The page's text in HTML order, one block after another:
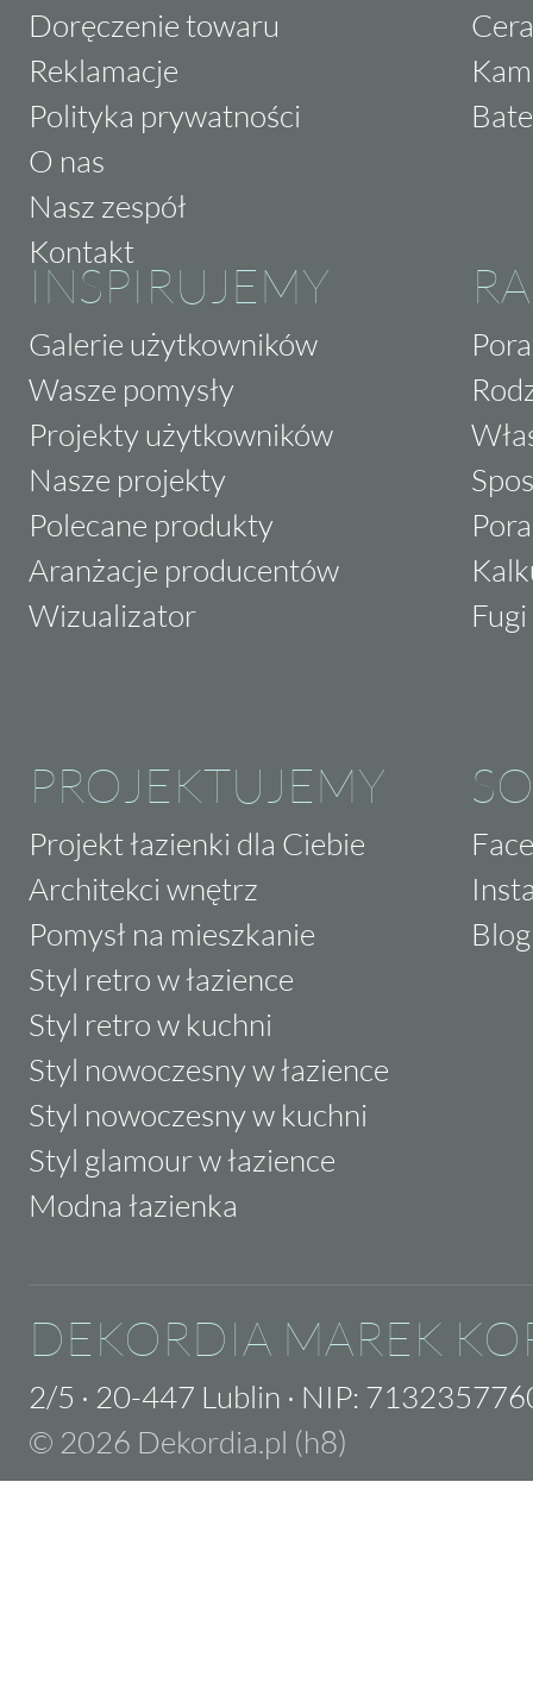
Doręczenie towaru
Reklamacje
Polityka prywatności
O nas
Nasz zespół
Kontakt
INSPIRUJEMY
Galerie użytkowników
Wasze pomysły
Projekty użytkowników
Nasze projekty
Polecane produkty
Aranżacje producentów
Wizualizator
PROJEKTUJEMY
Projekt łazienki dla Ciebie
Architekci wnętrz
Pomysł na mieszkanie
Styl retro w łazience
Styl retro w kuchni
Styl nowoczesny w łazience
Styl nowoczesny w kuchni
Styl glamour w łazience
Modna łazienka
Blog
DEKORDIA MAREK
2/5 · 20-447 Lublin · NIP:
© 2026 Dekordia.pl (h8)